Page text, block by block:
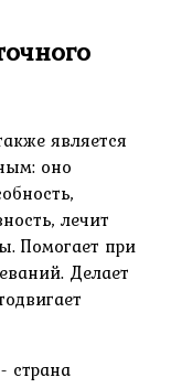
является
оно
лечит
Помогает при
Делает
страна